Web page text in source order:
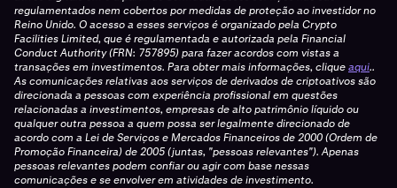
regulamentados nem cobertos por medidas de proteção ao investidor no
Reino Unido. O acesso a esses serviços é organizado pela Crypto
Facilities Limited, que é regulamentada e autorizada pela Financial
Conduct Authority (FRN: 757895) para fazer acordos com vistas a
transações em investimentos. Para obter mais informações, cliqueaqui..
As comunicações relativas aos serviços de derivados de criptoativos são
direcionada a pessoas com experiência profissional em questões
relacionadas a investimentos, empresas de alto patrimônio líquido ou
qualquer outra pessoa a quem possa ser legalmente direcionado de
acordo com a Lei de Serviços e Mercados Financeiros de 2000 (Ordem de
Promoção Financeira) de 2005 (juntas, "pessoas relevantes"). Apenas
pessoas relevantes podem confiar ou agir com base nessas
comunicações e se envolver em atividades de investimento.